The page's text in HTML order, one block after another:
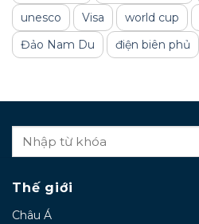
unesco
Visa world cup
Đảo Nam Du
điện biên phủ
Thế giới
Châu Á